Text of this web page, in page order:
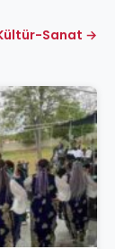
Sanat →